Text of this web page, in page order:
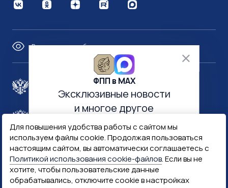
Для повышения удобства работы с сайтом мы
используем файлы cookie. Продолжая пользоваться
настоящим сайтом, вы автоматически соглашаетесь с
Политикой использования cookie-файлов. Если вы не
хотите, чтобы пользовательские данные
обрабатывались, отключите cookie в настройках
Версия для слабовидящих
Правительство России
Госуслуги Госключ
Госслужба
ФПП в МАХ
Эксклюзивные новости
и многое другое